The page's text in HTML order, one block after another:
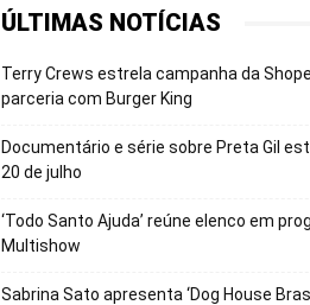
ÚLTIMAS NOTÍCIAS
Terry Crews estrela campanha da
parceria com Burger King
Documentário e série sobre Preta Gil
20 de julho
‘Todo Santo Ajuda’ reúne elenco em
Multishow
Sabrina Sato apresenta ‘Dog House